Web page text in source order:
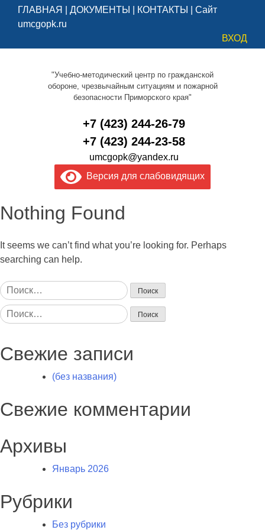
ГЛАВНАЯ ДОКУМЕНТЫ КОНТАКТЫ
Сайт
umcgopk.ru
ВХОД
"Учебно-методический центр по гражданской
обороне, чрезвычайным ситуациям и пожарной
безопасности Приморского края"
+7 (423) 244-26-79
+7 (423) 244-23-58
umcgopk@yandex.ru
Версия для слабовидящих
Nothing Found
It seems we can’t find what you’re looking for. Perhaps
searching can help.
Найти:
Найти:
Свежие записи
(без названия)
Свежие комментарии
Архивы
Январь 2026
Рубрики
Без рубрики